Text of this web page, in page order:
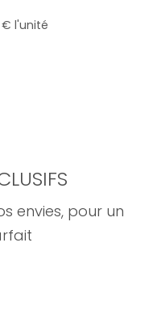
l'unité
envies, pour un